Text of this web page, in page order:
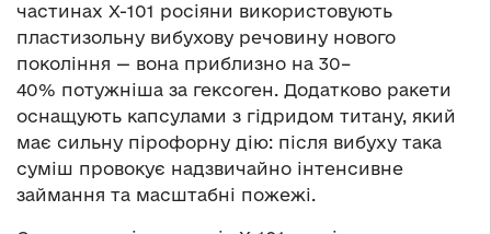
частинах Х-101 росіяни використовують
пластизольну вибухову речовину нового
покоління — вона приблизно на 30–
40% потужніша за гексоген. Додатково ракети
оснащують капсулами з гідридом титану, який
має сильну пірофорну дію: після вибуху така
суміш провокує надзвичайно інтенсивне
займання та масштабні пожежі.